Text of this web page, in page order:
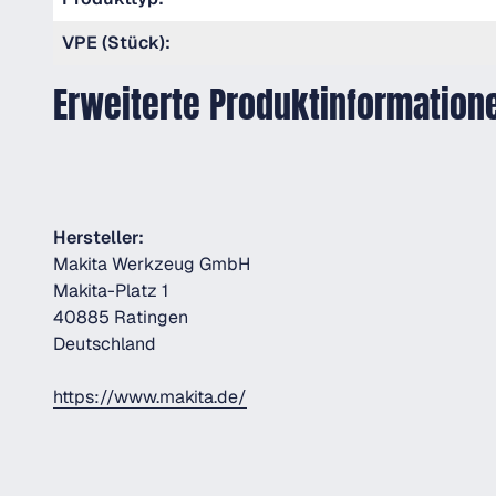
VPE (Stück):
Erweiterte
Hersteller:
Makita Werkzeug GmbH
Makita-Platz 1
40885 Ratingen
Deutschland
https://www.makita.de/